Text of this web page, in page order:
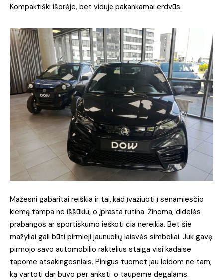
Kompaktiški išorėje, bet viduje pakankamai erdvūs.
Mažesni gabaritai reiškia ir tai, kad įvažiuoti į senamiesčio
kiemą tampa ne iššūkiu, o įprasta rutina. Žinoma, didelės
prabangos ar sportiškumo ieškoti čia nereikia. Bet šie
mažyliai gali būti pirmieji jaunuolių laisvės simboliai. Juk gavę
pirmojo savo automobilio raktelius staiga visi kadaise
tapome atsakingesniais. Pinigus tuomet jau leidom ne tam,
ką vartoti dar buvo per anksti, o taupėme degalams.